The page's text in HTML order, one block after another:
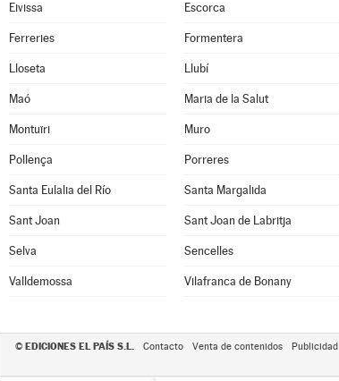
Eivissa Escorca
Ferreries Formentera
Lloseta Llubí
Maó Maria de la Salut
Montuïri Muro
Pollença Porreres
Santa Eulalia del Río Santa Margalida
Sant Joan Sant Joan de Labritja
Selva Sencelles
Valldemossa Vilafranca de Bonany
© EDICIONES EL PAÍS S.L. Contacto Venta de contenidos Publicidad